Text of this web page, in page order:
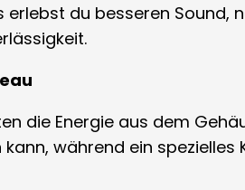
du besseren Sound,
die Energie aus dem
während ein spezielles